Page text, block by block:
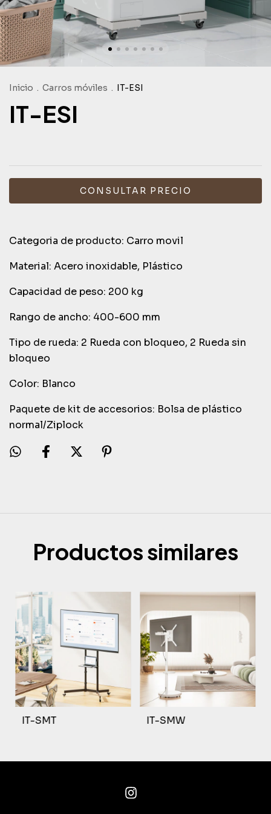
Inicio . Carros móviles . IT-ESI
IT-ESI
Categoria de producto: Carro movil
Material: Acero inoxidable, Plástico
Capacidad de peso: 200 kg
Rango de ancho: 400-600 mm
Tipo de rueda: 2 Rueda con bloqueo, 2 Rueda sin
bloqueo
Color: Blanco
Paquete de kit de accesorios: Bolsa de plástico
normal/Ziplock
Productos similares
IT-SMT IT-SMW